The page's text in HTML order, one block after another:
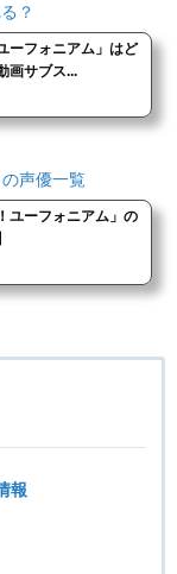
？
ーフォニアム」はど
画サブス...
声優一覧
ユーフォニアム」の
報